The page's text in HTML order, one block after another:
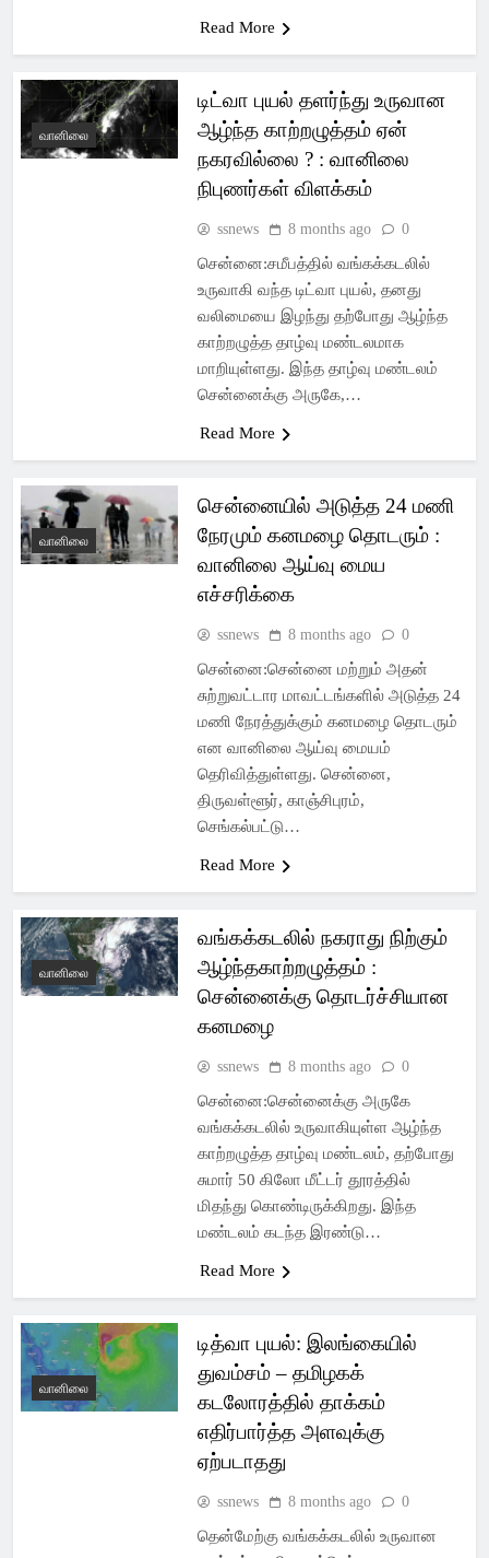
Read More
வானிலை
டிட்வா புயல் தளர்ந்து உருவான
ஆழ்ந்த காற்றழுத்தம் ஏன்
நகரவில்லை ? : வானிலை
நிபுணர்கள் விளக்கம்
ssnews 8 months ago 0
சென்னை:சமீபத்தில் வங்கக்கடலில்
உருவாகி வந்த டிட்வா புயல், தனது
வலிமையை இழந்து தற்போது ஆழ்ந்த
காற்றழுத்த தாழ்வு மண்டலமாக
மாறியுள்ளது. இந்த தாழ்வு மண்டலம்
சென்னைக்கு அருகே,…
Read More
வானிலை
சென்னையில் அடுத்த 24 மணி
நேரமும் கனமழை தொடரும் :
வானிலை ஆய்வு மைய
எச்சரிக்கை
ssnews 8 months ago 0
சென்னை:சென்னை மற்றும் அதன்
சுற்றுவட்டார மாவட்டங்களில் அடுத்த 24
மணி நேரத்துக்கும் கனமழை தொடரும்
என வானிலை ஆய்வு மையம்
தெரிவித்துள்ளது. சென்னை,
திருவள்ளூர், காஞ்சிபுரம்,
செங்கல்பட்டு…
Read More
வானிலை
வங்கக்கடலில் நகராது நிற்கும்
ஆழ்ந்தகாற்றழுத்தம் :
சென்னைக்கு தொடர்ச்சியான
கனமழை
ssnews 8 months ago 0
சென்னை:சென்னைக்கு அருகே
வங்கக்கடலில் உருவாகியுள்ள ஆழ்ந்த
காற்றழுத்த தாழ்வு மண்டலம், தற்போது
சுமார் 50 கிலோ மீட்டர் தூரத்தில்
மிதந்து கொண்டிருக்கிறது. இந்த
மண்டலம் கடந்த இரண்டு…
Read More
வானிலை
டித்வா புயல்: இலங்கையில்
துவம்சம் – தமிழகக்
கடலோரத்தில் தாக்கம்
எதிர்பார்த்த அளவுக்கு
ஏற்படாதது
ssnews 8 months ago 0
தென்மேற்கு வங்கக்கடலில் உருவான